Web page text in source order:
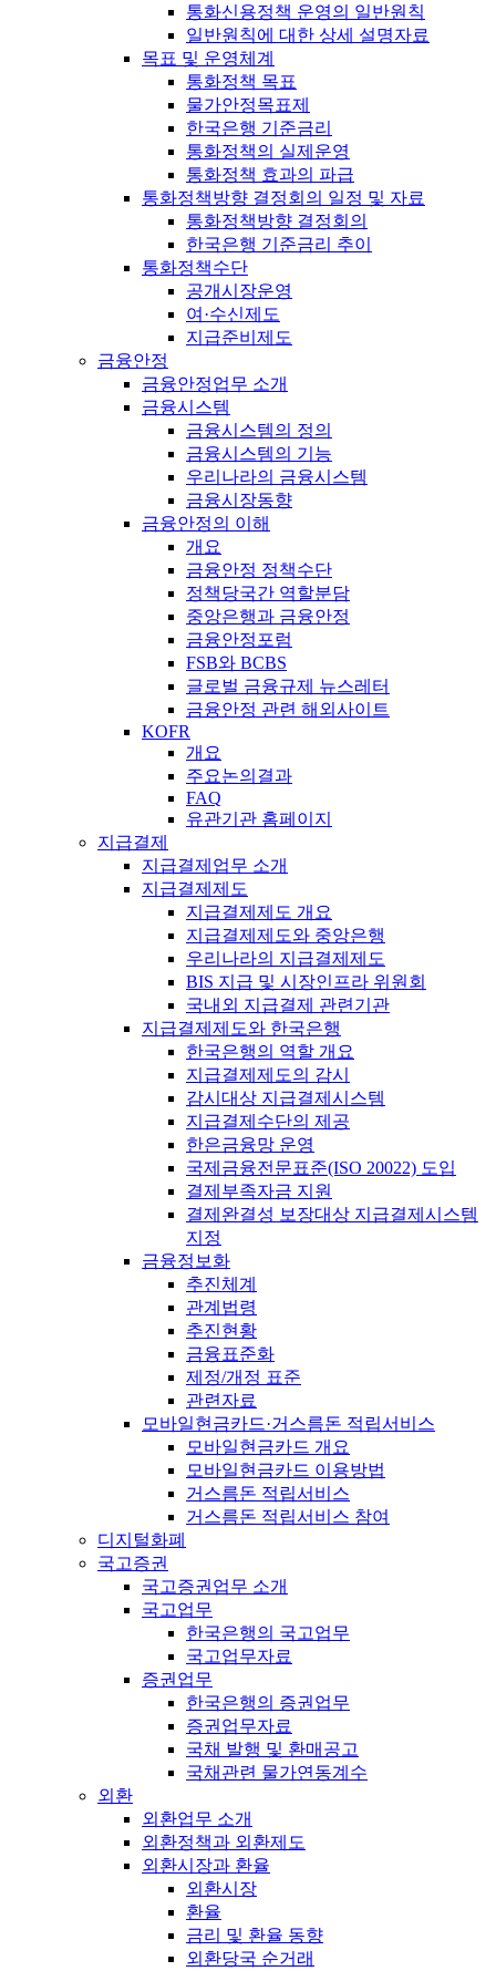
통화신용정책 운영의 일반원칙
일반원칙에 대한 상세 설명자료
목표 및 운영체계
통화정책 목표
물가안정목표제
한국은행 기준금리
통화정책의 실제운영
통화정책 효과의 파급
통화정책방향 결정회의 일정 및 자료
통화정책방향 결정회의
한국은행 기준금리 추이
통화정책수단
공개시장운영
여·수신제도
지급준비제도
금융안정
금융안정업무 소개
금융시스템
금융시스템의 정의
금융시스템의 기능
우리나라의 금융시스템
금융시장동향
금융안정의 이해
개요
금융안정 정책수단
정책당국간 역할분담
중앙은행과 금융안정
금융안정포럼
FSB와 BCBS
글로벌 금융규제 뉴스레터
금융안정 관련 해외사이트
KOFR
개요
주요논의결과
FAQ
유관기관 홈페이지
지급결제
지급결제업무 소개
지급결제제도
지급결제제도 개요
지급결제제도와 중앙은행
우리나라의 지급결제제도
BIS 지급 및 시장인프라 위원회
국내외 지급결제 관련기관
지급결제제도와 한국은행
한국은행의 역할 개요
지급결제제도의 감시
감시대상 지급결제시스템
지급결제수단의 제공
한은금융망 운영
국제금융전문표준(ISO 20022) 도입
결제부족자금 지원
결제완결성 보장대상 지급결제시스템
지정
금융정보화
추진체계
관계법령
추진현황
금융표준화
제정/개정 표준
관련자료
모바일현금카드·거스름돈 적립서비스
모바일현금카드 개요
모바일현금카드 이용방법
거스름돈 적립서비스
거스름돈 적립서비스 참여
디지털화폐
국고증권
국고증권업무 소개
국고업무
한국은행의 국고업무
국고업무자료
증권업무
한국은행의 증권업무
증권업무자료
국채 발행 및 환매공고
국채관련 물가연동계수
외환
외환업무 소개
외환정책과 외환제도
외환시장과 환율
외환시장
환율
금리 및 환율 동향
외환당국 순거래